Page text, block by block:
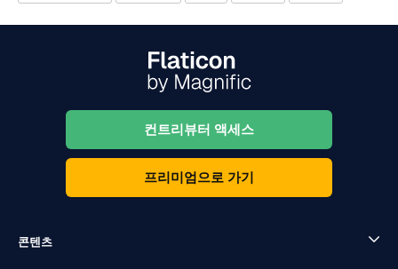
컨트리뷰터 액세스
프리미엄으로 가기
콘텐츠